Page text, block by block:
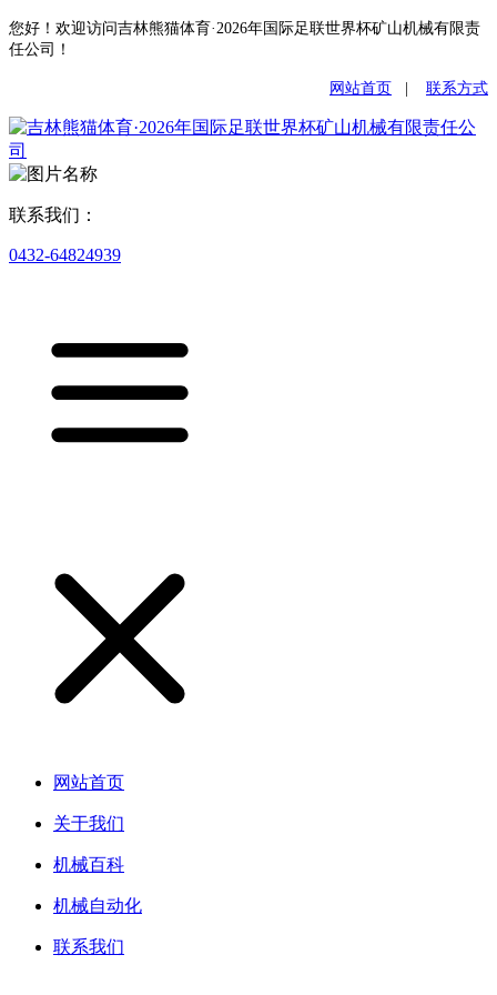
您好！欢迎访问吉林熊猫体育·2026年国际足联世界杯矿山机械有限责
任公司！
网站首页 联系方式
联系我们：
0432-64824939
网站首页
关于我们
机械百科
机械自动化
联系我们